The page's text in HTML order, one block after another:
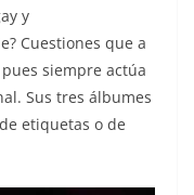
y
Cuestiones que a
siempre actúa
Sus tres álbumes
etiquetas o de